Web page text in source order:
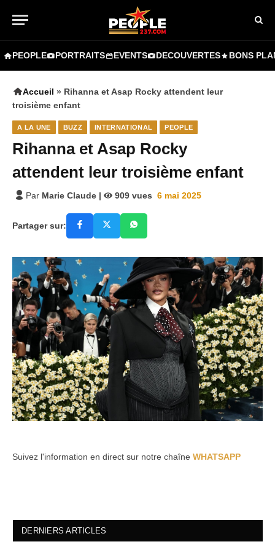
PEOPLE PORTRAITS EVENTS DECOUVERTES BONS
Accueil » Rihanna et Asap Rocky attendent leur
troisième enfant
A LA UNE BUZZ INTERNATIONAL PEOPLE
Rihanna et Asap Rocky
attendent leur troisième enfant
Par Marie Claude | 909 vues 6 mai 2025
Partager sur:
Suivez l'information en direct sur notre chaîne WHATSAPP
DERNIERS ARTICLES